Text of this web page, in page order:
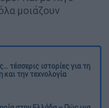
μοιάζουν
τέσσερις ιστορίες για τη
την τεχνολογία